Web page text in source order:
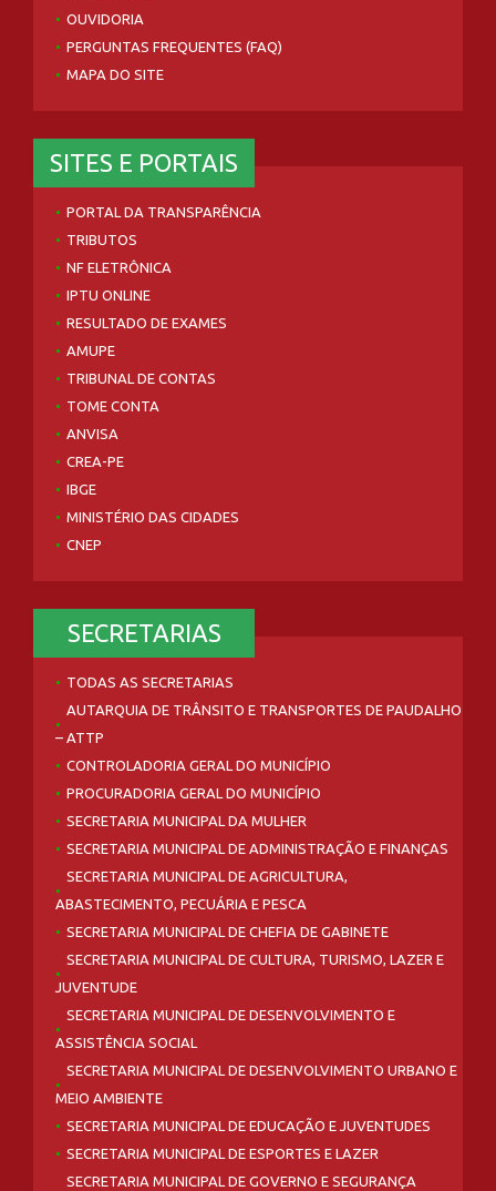
OUVIDORIA
PERGUNTAS FREQUENTES (FAQ)
MAPA DO SITE
SITES E PORTAIS
PORTAL DA TRANSPARÊNCIA
TRIBUTOS
NF ELETRÔNICA
IPTU ONLINE
RESULTADO DE EXAMES
AMUPE
TRIBUNAL DE CONTAS
TOME CONTA
ANVISA
CREA-PE
IBGE
MINISTÉRIO DAS CIDADES
CNEP
SECRETARIAS
TODAS AS SECRETARIAS
AUTARQUIA DE TRÂNSITO E TRANSPORTES DE PAUDALHO
– ATTP
CONTROLADORIA GERAL DO MUNICÍPIO
PROCURADORIA GERAL DO MUNICÍPIO
SECRETARIA MUNICIPAL DA MULHER
SECRETARIA MUNICIPAL DE ADMINISTRAÇÃO E FINANÇAS
SECRETARIA MUNICIPAL DE AGRICULTURA,
ABASTECIMENTO, PECUÁRIA E PESCA
SECRETARIA MUNICIPAL DE CHEFIA DE GABINETE
SECRETARIA MUNICIPAL DE CULTURA, TURISMO, LAZER E
JUVENTUDE
SECRETARIA MUNICIPAL DE DESENVOLVIMENTO E
ASSISTÊNCIA SOCIAL
SECRETARIA MUNICIPAL DE DESENVOLVIMENTO URBANO E
MEIO AMBIENTE
SECRETARIA MUNICIPAL DE EDUCAÇÃO E JUVENTUDES
SECRETARIA MUNICIPAL DE ESPORTES E LAZER
SECRETARIA MUNICIPAL DE GOVERNO E SEGURANÇA